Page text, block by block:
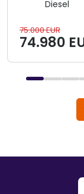
Diesel
75.000 EUR
74.980